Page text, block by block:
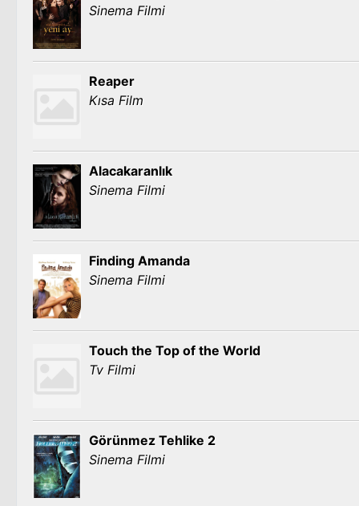
Sinema Filmi
Reaper
Kısa Film
Alacakaranlık
Sinema Filmi
Finding Amanda
Sinema Filmi
Touch the Top of the World
Tv Filmi
Görünmez Tehlike 2
Sinema Filmi